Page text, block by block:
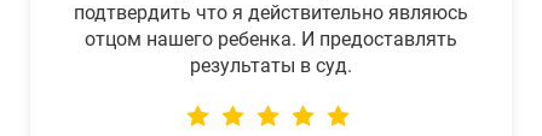
подтвердить что я действительно являюсь
отцом нашего ребенка. И предоставлять
результаты в суд.